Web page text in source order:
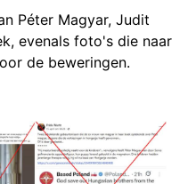
Péter Magyar, Judit
evenals foto's die naar
de beweringen.